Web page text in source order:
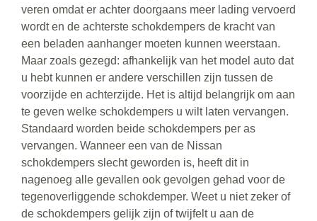
veren omdat er achter doorgaans meer lading vervoerd
wordt en de achterste schokdempers de kracht van
een beladen aanhanger moeten kunnen weerstaan.
Maar zoals gezegd: afhankelijk van het model auto dat
u hebt kunnen er andere verschillen zijn tussen de
voorzijde en achterzijde. Het is altijd belangrijk om aan
te geven welke schokdempers u wilt laten vervangen.
Standaard worden beide schokdempers per as
vervangen. Wanneer een van de Nissan
schokdempers slecht geworden is, heeft dit in
nagenoeg alle gevallen ook gevolgen gehad voor de
tegenoverliggende schokdemper. Weet u niet zeker of
de schokdempers gelijk zijn of twijfelt u aan de